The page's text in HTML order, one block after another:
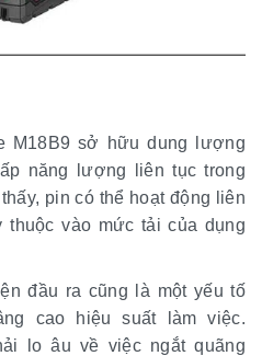
M18B9 sở hữu dung lượng
năng lượng liên tục trong
pin có thể hoạt động liên
vào mức tải của dụng
đầu ra cũng là một yếu tố
cao hiệu suất làm việc.
lo âu về việc ngắt quãng